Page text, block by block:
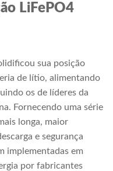
LiFePO4
sua posição
de lítio, alimentando
os de líderes da
Fornecendo uma série
longa, maior
e segurança
implementadas em
por fabricantes